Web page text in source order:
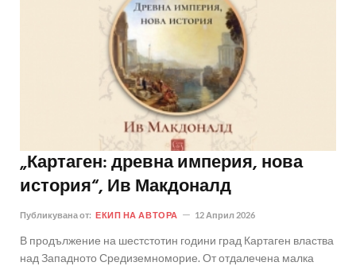
„Картаген: древна империя, нова
история“, Ив Макдоналд
Публикувана от: ЕКИП НА АВТОРА 12 Април 2026
В продължение на шестстотин години град Картаген властва
над Западното Средиземноморие. От отдалечена малка